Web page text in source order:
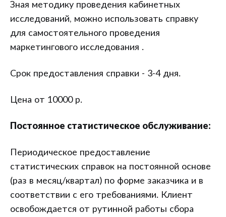
Зная методику проведения кабинетных
исследований, можно использовать справку
для самостоятельного проведения
маркетингового исследования .
Срок предоставления справки - 3-4 дня.
Цена от 10000 р.
Постоянное статистическое обслуживание:
Периодическое предоставление
статистических справок на постоянной основе
(раз в месяц/квартал) по форме заказчика и в
соответствии с его требованиями. Клиент
освобождается от рутинной работы сбора